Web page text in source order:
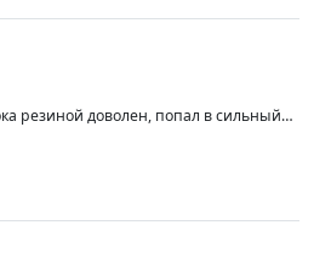
резиной доволен, попал в сильный
в колеее.. Резина мягкая, тихая...
но пока радует... Авто ниссан хтрейл